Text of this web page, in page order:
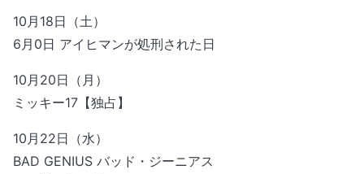
10月18日（土）
6月0日 アイヒマンが処刑された日
10月20日（月）
ミッキー17【独占】
10月22日（水）
BAD GENIUS バッド・ジーニアス